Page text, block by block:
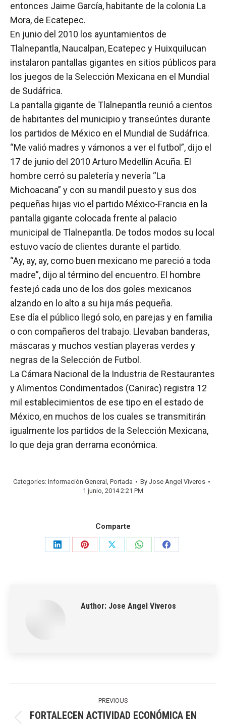
entonces Jaime García, habitante de la colonia La
Mora, de Ecatepec.
En junio del 2010 los ayuntamientos de
Tlalnepantla, Naucalpan, Ecatepec y Huixquilucan
instalaron pantallas gigantes en sitios públicos para
los juegos de la Selección Mexicana en el Mundial
de Sudáfrica.
La pantalla gigante de Tlalnepantla reunió a cientos
de habitantes del municipio y transeúntes durante
los partidos de México en el Mundial de Sudáfrica.
“Me valió madres y vámonos a ver el futbol”, dijo el
17 de junio del 2010 Arturo Medellín Acuña. El
hombre cerró su paletería y nevería “La
Michoacana” y con su mandil puesto y sus dos
pequeñas hijas vio el partido México-Francia en la
pantalla gigante colocada frente al palacio
municipal de Tlalnepantla. De todos modos su local
estuvo vacío de clientes durante el partido.
“Ay, ay, ay, como buen mexicano me pareció a toda
madre”, dijo al término del encuentro. El hombre
festejó cada uno de los dos goles mexicanos
alzando en lo alto a su hija más pequeña.
Ese día el público llegó solo, en parejas y en familia
o con compañeros del trabajo. Llevaban banderas,
máscaras y muchos vestían playeras verdes y
negras de la Selección de Futbol.
La Cámara Nacional de la Industria de Restaurantes
y Alimentos Condimentados (Canirac) registra 12
mil establecimientos de ese tipo en el estado de
México, en muchos de los cuales se transmitirán
igualmente los partidos de la Selección Mexicana,
lo que deja gran derrama económica.
Categories: Información General , Portada By Jose Angel Viveros
1 junio, 2014 2:21 PM
Comparte
Share
Share
Share
Share
Share
Author: Jose Angel Viveros
PREVIOUS
FORTALECEN ACTIVIDAD ECONÓMICA EN